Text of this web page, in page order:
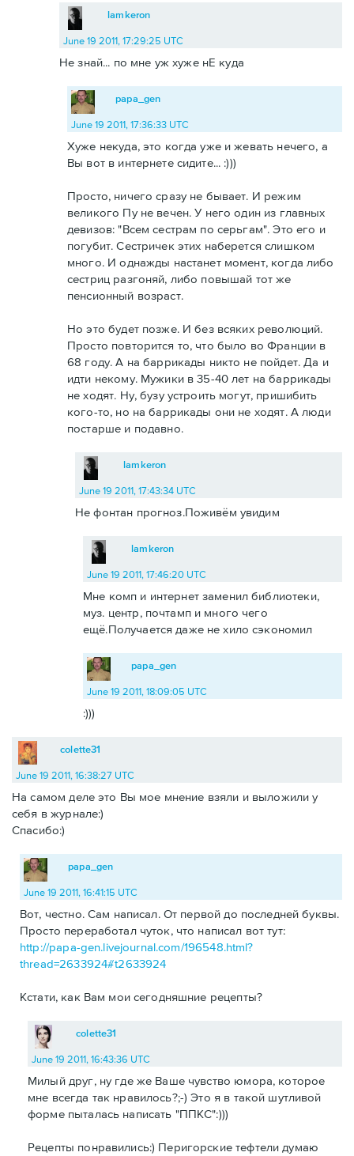
lamkeron
June 19 2011, 17:29:25 UTC
Не знай... по мне уж хуже нЕ куда
papa_gen
June 19 2011, 17:36:33 UTC
Хуже некуда, это когда уже и жевать нечего, а
Вы вот в интернете сидите... :)))
Просто, ничего сразу не бывает. И режим
великого Пу не вечен. У него один из главных
девизов: "Всем сестрам по серьгам". Это его и
погубит. Сестричек этих наберется слишком
много. И однажды настанет момент, когда либо
сестриц разгоняй, либо повышай тот же
пенсионный возраст.
Но это будет позже. И без всяких революций.
Просто повторится то, что было во Франции в
68 году. А на баррикады никто не пойдет. Да и
идти некому. Мужики в 35-40 лет на баррикады
не ходят. Ну, бузу устроить могут, пришибить
кого-то, но на баррикады они не ходят. А люди
постарше и подавно.
lamkeron
June 19 2011, 17:43:34 UTC
Не фонтан прогноз.Поживём увидим
lamkeron
June 19 2011, 17:46:20 UTC
Мне комп и интернет заменил библиотеки,
муз. центр, почтамп и много чего
ещё.Получается даже не хило сэкономил
papa_gen
June 19 2011, 18:09:05 UTC
:)))
colette31
June 19 2011, 16:38:27 UTC
На самом деле это Вы мое мнение взяли и выложили у
себя в журнале:)
Спасибо:)
papa_gen
June 19 2011, 16:41:15 UTC
Вот, честно. Сам написал. От первой до последней буквы.
Просто переработал чуток, что написал вот тут:
http://papa-gen.livejournal.com/196548.html?
thread=2633924#t2633924
Кстати, как Вам мои сегодняшние рецепты?
colette31
June 19 2011, 16:43:36 UTC
Милый друг, ну где же Ваше чувство юмора, которое
мне всегда так нравилось?;-) Это я в такой шутливой
форме пыталась написать "ППКС":)))
Рецепты понравились:) Перигорские тефтели думаю